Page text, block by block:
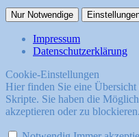
Nur Notwendige
Impressum
Datenschutzerklärung
Cookie-Einstellungen
Hier finden Sie eine
Skripte. Sie haben die
akzeptieren oder zu blockieren.